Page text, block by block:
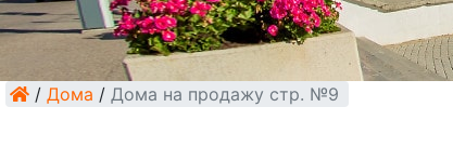
/ Дома / Дома на продажу стр. №9